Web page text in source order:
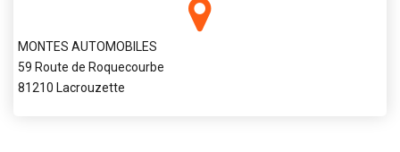
MONTES AUTOMOBILES
59 Route de Roquecourbe
81210 Lacrouzette